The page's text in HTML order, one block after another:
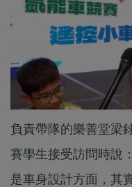
負責帶隊的樂善堂梁
賽學生接受訪問時說
是車身設計方面，其